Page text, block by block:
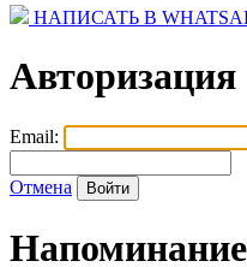
НАПИСАТЬ В
Авторизация
Email:
Отмена